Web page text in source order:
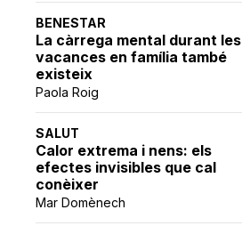
BENESTAR
La càrrega mental durant les
vacances en família també
existeix
Paola Roig
SALUT
Calor extrema i nens: els
efectes invisibles que cal
conèixer
Mar Domènech